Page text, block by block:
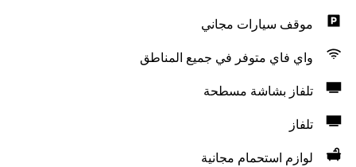
موقف سيارات مجاني
واي فاي متوفر في جميع المناطق
تلفاز بشاشة مسطحة
تلفاز
لوازم استحمام مجانية